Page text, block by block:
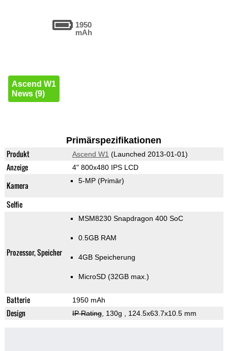
1950
mAh
Ascend W1
News (9)
Primärspezifikationen
Produkt Ascend W1 (Launched 2013-01-01)
Anzeige 4" 800x480 IPS LCD
Kamera 5-MP (Primär)
Selfie
Prozessor, Speicher
MSM8230 Snapdragon 400 SoC
0.5GB RAM
4GB Speicherung
MicroSD (32GB max.)
Batterie 1950 mAh
Design IP Rating, 130g , 124.5x63.7x10.5 mm